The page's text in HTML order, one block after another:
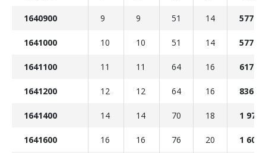
1640900 9 9 51 14 577 KR
1641000 10 10 51 14 577 KR
1641100 11 11 64 16 617 KR
1641200 12 12 64 16 836 KR
1641400 14 14 70 18 1 973
1641600 16 16 76 20 1 609